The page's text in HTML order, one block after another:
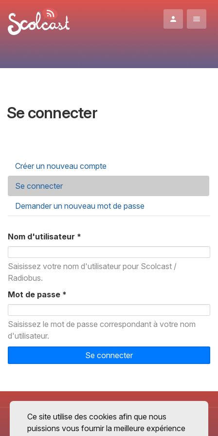
Se connecter
Onglets principaux
Créer un nouveau compte
Se connecter
Demander un nouveau mot de passe
Nom d'utilisateur *
Saisissez votre nom d'utilisateur pour Scolcast /
Radiobus.
Mot de passe *
Saisissez le mot de passe correspondant à votre nom
d'utilisateur.
Se connecter
Ce site utilise des cookies afin que nous
puissions vous fournir la meilleure expérience